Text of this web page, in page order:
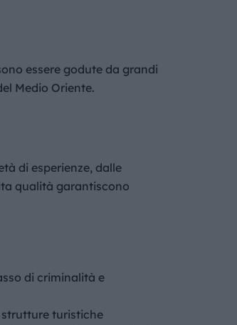
essere godute da grandi
Medio Oriente.
di esperienze, dalle
qualità garantiscono
di criminalità e
strutture turistiche